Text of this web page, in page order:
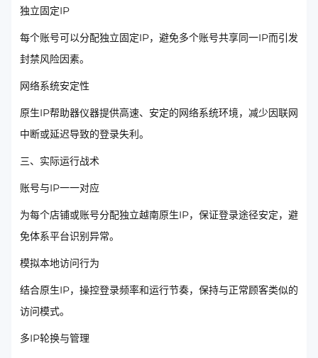
独立固定IP
每个账号可以分配独立固定IP，避免多个账号共享同一IP而引发
封禁风险因素。
网络系统安定性
原生IP帮助器仪器提供高速、安定的网络系统环境，减少因联网
中断或延迟导致的登录失利。
三、实际运行战术
账号与IP一一对应
为每个店铺或账号分配独立越南原生IP，保证登录途径安定，避
免体系平台识别异常。
模拟本地访问行为
结合原生IP，操控登录频率和运行节奏，保持与正常顾客类似的
访问模式。
多IP轮换与管理